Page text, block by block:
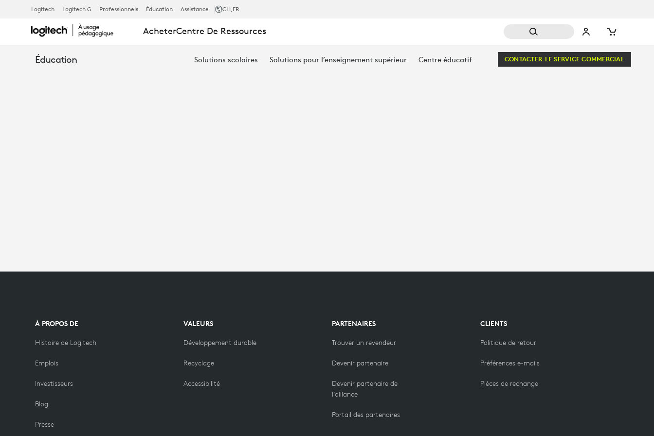
TODAY’S
CLASSROOM
Logitech Logitech G Professionnels Éducation Assistance CH,FR
AcheterCentre De Ressources
Éducation Solutions scolaires Solutions pour l’enseignement supérieur Centre éducatif CONTACTER LE SERVICE COMMERCIAL
À PROPOS DE
Histoire de Logitech
Emplois
Investisseurs
Blog
Presse
VALEURS
Développement durable
Recyclage
Accessibilité
PARTENAIRES
Trouver un revendeur
Devenir partenaire
Devenir partenaire de
l’alliance
Portail des partenaires
CLIENTS
Politique de retour
Préférences e-mails
Pièces de rechange